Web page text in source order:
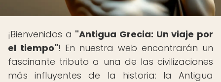
¡Bienvenidos a "Antigua Grecia: Un viaje por
el tiempo"! En nuestra web encontrarán un
fascinante tributo a una de las civilizaciones
más influyentes de la historia: la Antigua